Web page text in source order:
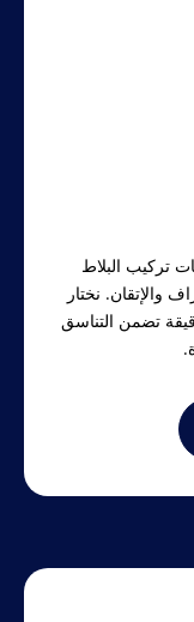
تركيب البلاط
والإتقان. نختار
تضمن التناسق